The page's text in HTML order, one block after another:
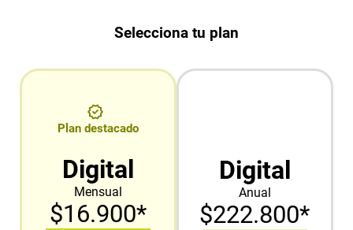
Selecciona tu plan
Plan destacado
Digital
Mensual
$16.900*
Digital
Anual
$222.800*